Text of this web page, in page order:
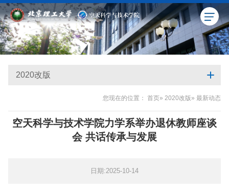
2020改版
您现在的位置： 首页» 2020改版» 最新动态
空天科学与技术学院力学系举办退休教师座谈
会 共话传承与发展
日期:2025-10-14